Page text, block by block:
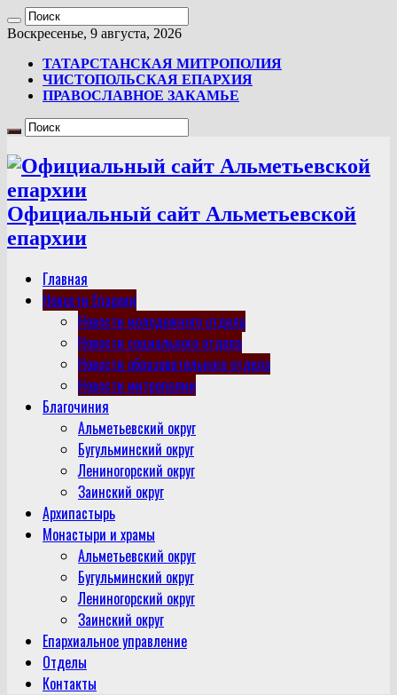
Воскресенье, 9 августа, 2026
ТАТАРСТАНСКАЯ МИТРОПОЛИЯ
ЧИСТОПОЛЬСКАЯ ЕПАРХИЯ
ПРАВОСЛАВНОЕ ЗАКАМЬЕ
Официальный сайт Альметьевской
епархии
Главная
Новости Епархии
Новости молодежного отдела
Новости социального отдела
Новости образовательного отдела
Новости митрополии
Благочиния
Альметьевский округ
Бугульминский округ
Лениногорский округ
Заинский округ
Архипастырь
Монастыри и храмы
Альметьевский округ
Бугульминский округ
Лениногорский округ
Заинский округ
Епархиальное управление
Отделы
Контакты